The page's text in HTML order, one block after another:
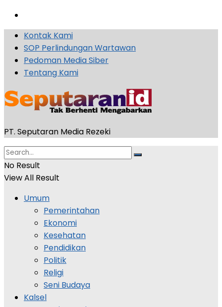
Kontak Kami
SOP Perlindungan Wartawan
Pedoman Media Siber
Tentang Kami
PT. Seputaran Media Rezeki
No Result
View All Result
Umum
Pemerintahan
Ekonomi
Kesehatan
Pendidikan
Politik
Religi
Seni Budaya
Kalsel